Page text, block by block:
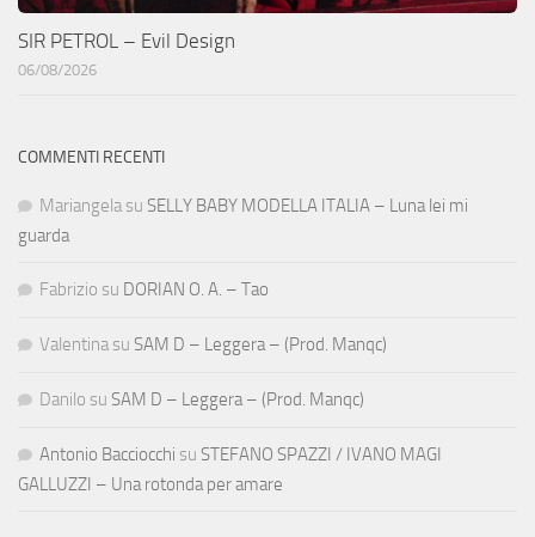
SIR PETROL – Evil Design
06/08/2026
COMMENTI RECENTI
Mariangela su SELLY BABY MODELLA ITALIA – Luna lei mi
guarda
Fabrizio su DORIAN O. A. – Tao
Valentina su SAM D – Leggera – (Prod. Manqc)
Danilo su SAM D – Leggera – (Prod. Manqc)
Antonio Bacciocchi su STEFANO SPAZZI / IVANO MAGI
GALLUZZI – Una rotonda per amare